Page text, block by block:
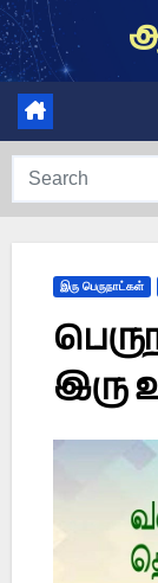
Skip
to
content
இரு பெருநாட்கள்
இரு